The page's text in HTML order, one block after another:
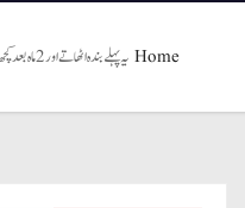
Home یہ پہلے بندہ اٹھاتے اور 2 ماہ بعد کچھ نہ نکلے تو پستول یا پھر کچھ اور ڈال دیتے ہیں، پشاور ہائیکورٹ